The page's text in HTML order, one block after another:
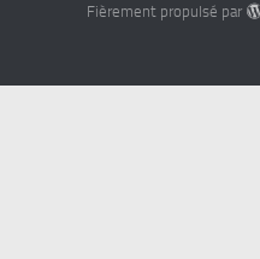
Fièrement propulsé par